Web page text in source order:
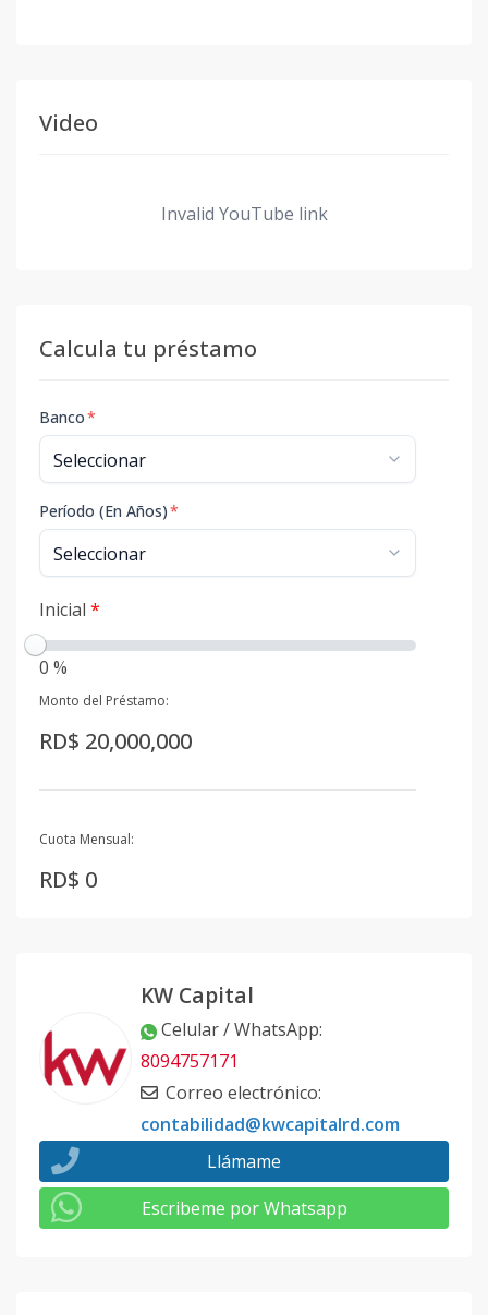
Video
Invalid YouTube link
Calcula tu préstamo
Banco*
Período (En Años)*
Inicial *
0 %
Monto del Préstamo:
RD$ 20,000,000
Cuota Mensual:
RD$ 0
KW Capital
Celular / WhatsApp:
8094757171
Correo electrónico:
contabilidad@kwcapitalrd.com
Llámame
Escribeme por Whatsapp